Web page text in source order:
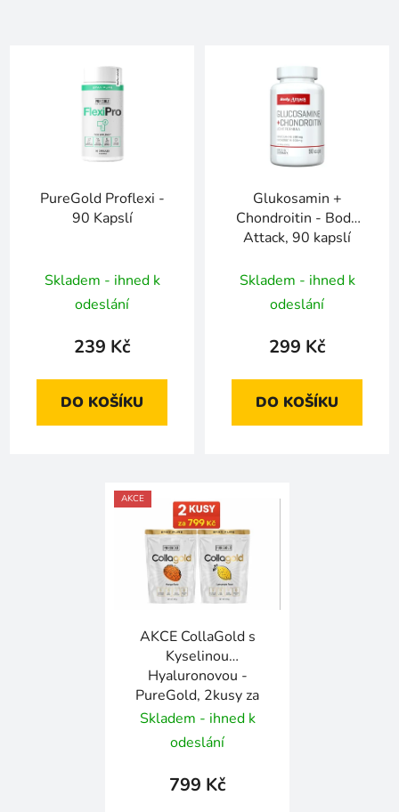
PureGold Proflexi -
90 Kapslí
Skladem - ihned k
odeslání
239 Kč
DO KOŠÍKU
Glukosamin +
Chondroitin - Body
Attack, 90 kapslí
Skladem - ihned k
odeslání
299 Kč
DO KOŠÍKU
AKCE
AKCE CollaGold s
Kyselinou
Hyaluronovou -
PureGold, 2kusy za
799!
Skladem - ihned k
odeslání
799 Kč